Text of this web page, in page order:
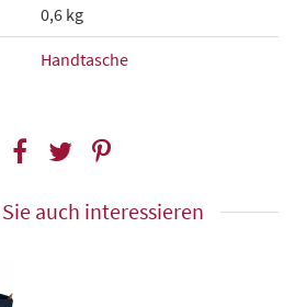
0,6 kg
Handtasche
auch interessieren